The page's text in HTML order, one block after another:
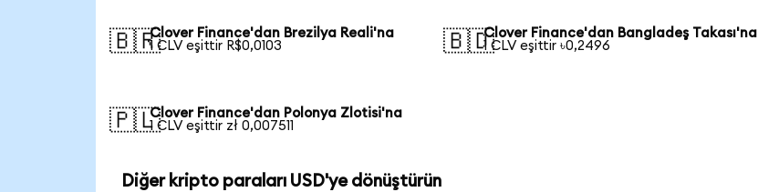
🇧🇷Clover Finance'dan Brezilya Reali'na
1 CLV eşittir R$0,0103
🇧🇩Clover Finance'dan Bangladeş Takası'na
1 CLV eşittir ৳0,2496
🇵🇱Clover Finance'dan Polonya Zlotisi'na
1 CLV eşittir zł 0,007511
Diğer kripto paraları USD'ye dönüştürün